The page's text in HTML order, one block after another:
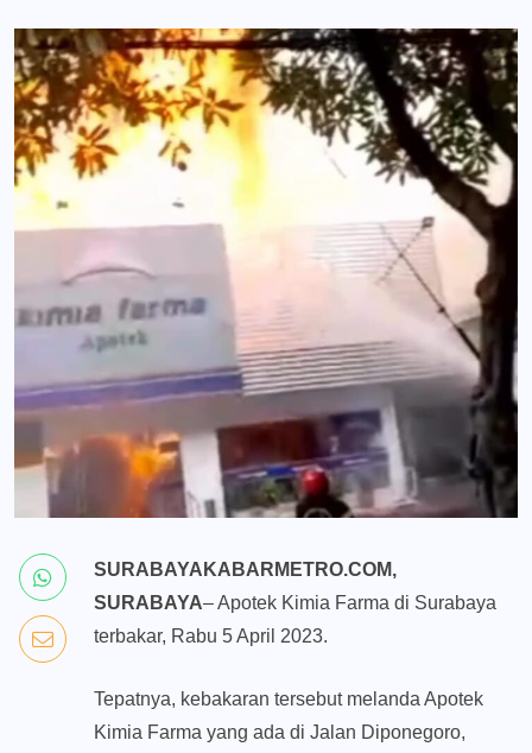
SURABAYAKABARMETRO.COM,
SURABAYA– Apotek Kimia Farma di Surabaya
terbakar, Rabu 5 April 2023.
Tepatnya, kebakaran tersebut melanda Apotek
Kimia Farma yang ada di Jalan Diponegoro,